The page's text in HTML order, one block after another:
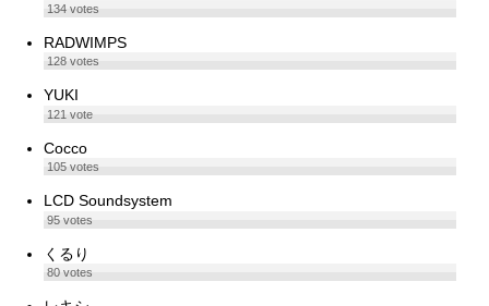
134votes
RADWIMPS
128votes
YUKI
121vote
Cocco
105votes
LCD Soundsystem
95votes
くるり
80votes